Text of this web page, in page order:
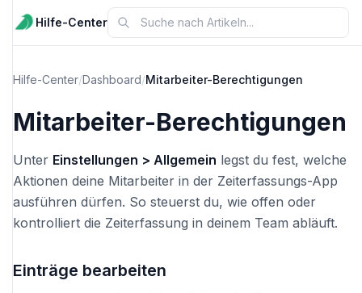
Hilfe-Center
Hilfe-Center/Dashboard/Mitarbeiter-Berechtigungen
Mitarbeiter-Berechtigungen
Unter Einstellungen > Allgemein legst du fest, welche
Aktionen deine Mitarbeiter in der Zeiterfassungs-App
ausführen dürfen. So steuerst du, wie offen oder
kontrolliert die Zeiterfassung in deinem Team abläuft.
Einträge bearbeiten